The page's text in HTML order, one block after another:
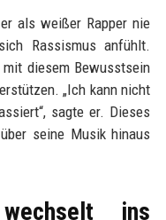
als weißer Rapper nie
Rassismus anfühlt.
diesem Bewusstsein
„Ich kann nicht
sagte er. Dieses
seine Musik hinaus
ins